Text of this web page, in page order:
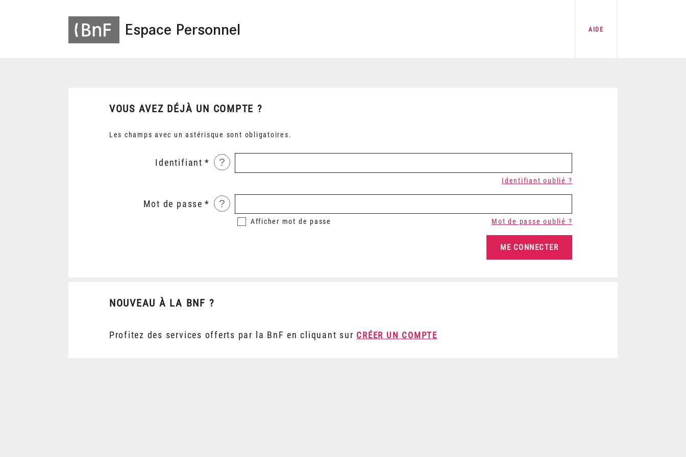
Espace Personnel AIDE
VOUS AVEZ DÉJÀ UN COMPTE ?
Les champs avec un astérisque sont obligatoires.
Identifiant ?
Identifiant oublié ?
Mot de passe ?
Afficher mot de passe Mot de passe oublié ?
NOUVEAU À LA BNF ?
Profitez des services offerts par la BnF en cliquant sur CRÉER UN COMPTE